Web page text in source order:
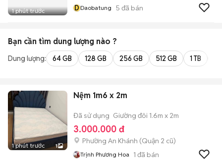
1 phút trước
DDaobatung 5 đã bán
Bạn cần tìm dung lượng nào ?
Dung lượng: 64 GB 128 GB 256 GB 512 GB 1 TB
1 phút trước 1
Nệm 1m6 x 2m
Đã sử dụng Giường đôi 1.6m x 2m
3.000.000 đ
Phường An Khánh (Quận 2 cũ)
Trịnh Phương Hoa 1 đã bán